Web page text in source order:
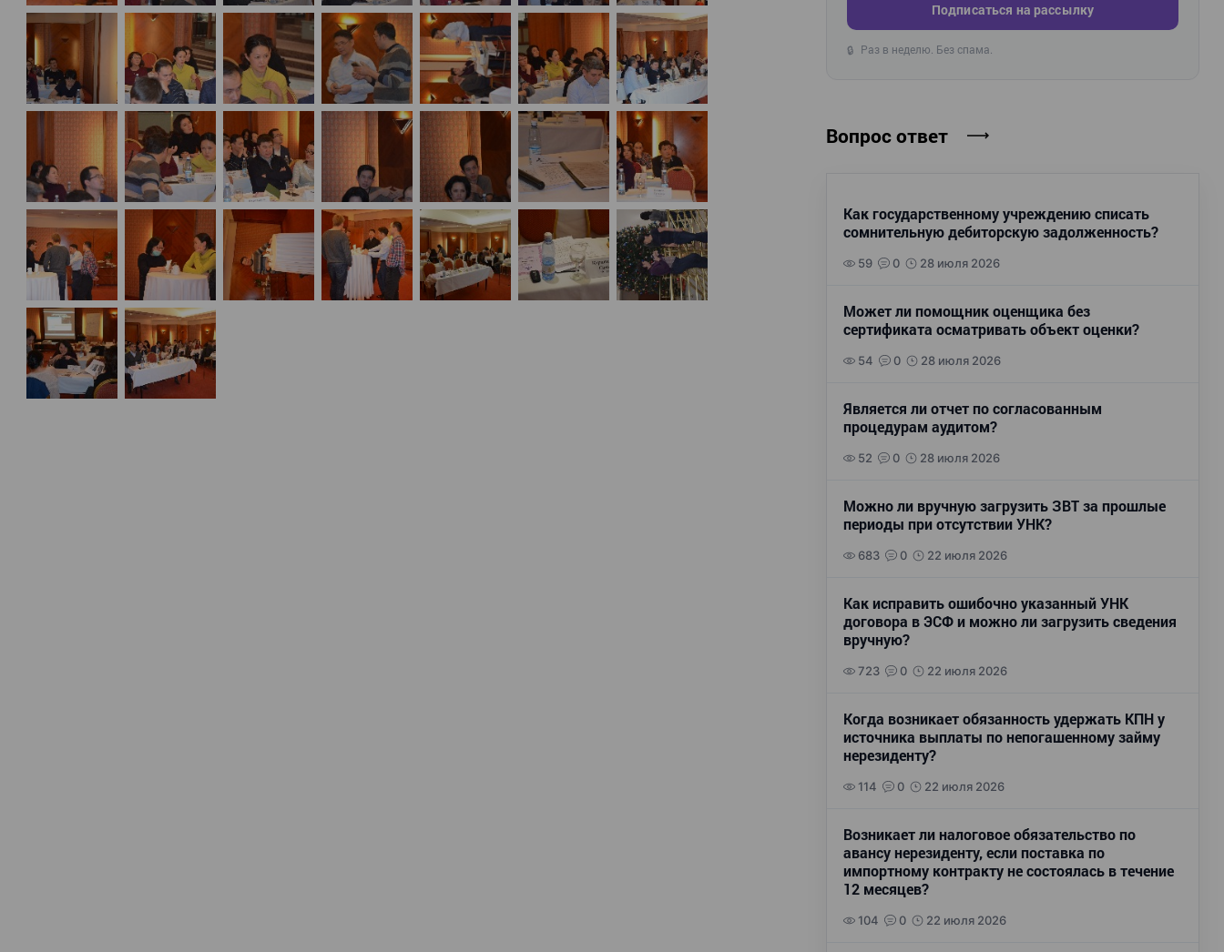
Подписаться на рассылку
🔒 Раз в неделю. Без спама.
Вопрос ответ
Как государственному учреждению списать
сомнительную дебиторскую задолженность?
59 0 28 июля 2026
Может ли помощник оценщика без
сертификата осматривать объект оценки?
54 0 28 июля 2026
Является ли отчет по согласованным
процедурам аудитом?
52 0 28 июля 2026
Можно ли вручную загрузить ЗВТ за прошлые
периоды при отсутствии УНК?
683 0 22 июля 2026
Как исправить ошибочно указанный УНК
договора в ЭСФ и можно ли загрузить сведения
вручную?
723 0 22 июля 2026
Когда возникает обязанность удержать КПН у
источника выплаты по непогашенному займу
нерезиденту?
114 0 22 июля 2026
Возникает ли налоговое обязательство по
авансу нерезиденту, если поставка по
импортному контракту не состоялась в течение
12 месяцев?
104 0 22 июля 2026